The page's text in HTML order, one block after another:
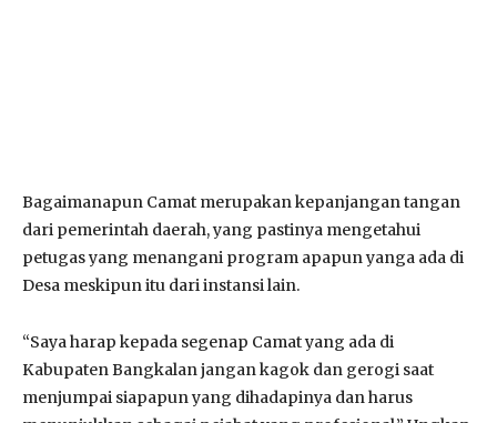
Bagaimanapun Camat merupakan kepanjangan tangan
dari pemerintah daerah, yang pastinya mengetahui
petugas yang menangani program apapun yanga ada di
Desa meskipun itu dari instansi lain.
“Saya harap kepada segenap Camat yang ada di
Kabupaten Bangkalan jangan kagok dan gerogi saat
menjumpai siapapun yang dihadapinya dan harus